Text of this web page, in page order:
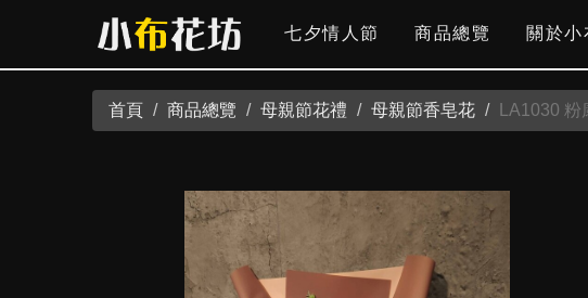
七夕情人節 商品總覽 關於小
首頁 商品總覽 母親節花禮 母親節香皂花 LA1030